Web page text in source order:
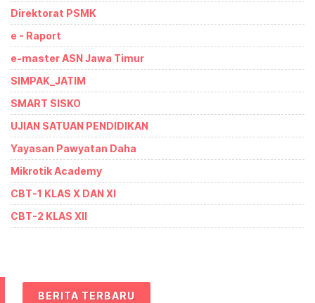
Direktorat PSMK
e - Raport
e-master ASN Jawa Timur
SIMPAK_JATIM
SMART SISKO
UJIAN SATUAN PENDIDIKAN
Yayasan Pawyatan Daha
Mikrotik Academy
CBT-1 KLAS X DAN XI
CBT-2 KLAS XII
BERITA TERBARU